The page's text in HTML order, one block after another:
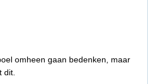
omheen gaan bedenken, maar
dit.